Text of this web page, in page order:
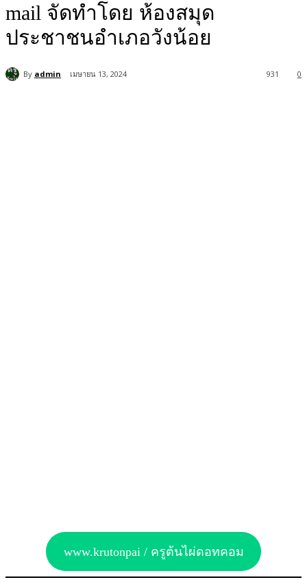
mail จัดทำโดย ห้องสมุด
ประชาชนอำเภอวังน้อย
By admin เมษายน 13, 2024 0
931
www.krutonpai / ครูต้นไผ่ดอทคอม